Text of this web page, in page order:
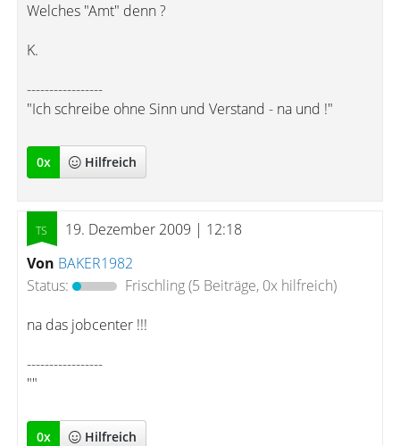
Welches "Amt" denn ?
K.
-----------------
"Ich schreibe ohne Sinn und Verstand - na und !"
0x Hilfreich
19. Dezember 2009 | 12:18
Von BAKER1982
Status:
Frischling(5 Beiträge, 0x hilfreich)
na das jobcenter !!!
-----------------
""
0x Hilfreich